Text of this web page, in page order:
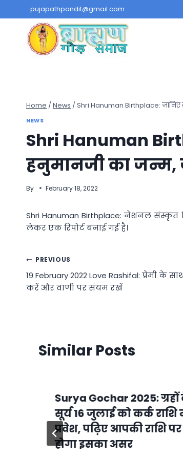
to
content
pujapathpandit@gmail.com
Home / News / Shri Hanuman Birthplace: जानिए
NEWS
Shri Hanuman
हनुमानजी का जन्म,
By February 18, 2022
Shri Hanuman Birthplace: नेशनल संस्कृत
लेकर एक रिपोर्ट बनाई गई है।
Post
navigation
PREVIOUS
19 February 2022 Love Rashifal: प्रेमी के
करें और वाणी पर संयम रखें
Similar Posts
Surya Gochar 2025: ग्रहों
सूर्य 16 जुलाई को कर्क
प्रवेश, पढ़‍िए आपकी राशि
होगा इसका असर